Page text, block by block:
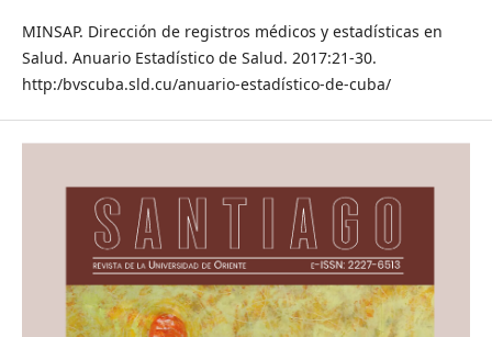
MINSAP. Dirección de registros médicos y estadísticas en
Salud. Anuario Estadístico de Salud. 2017:21-30.
http:/bvscuba.sld.cu/anuario-estadístico-de-cuba/